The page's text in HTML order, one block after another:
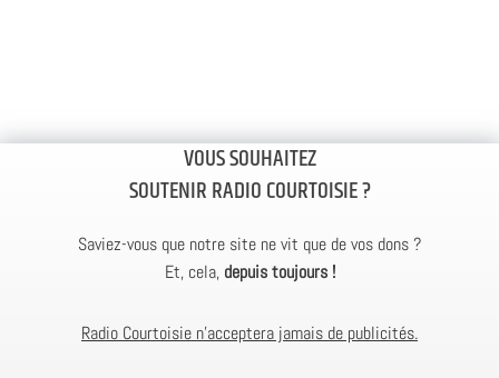
VOUS SOUHAITEZ
SOUTENIR RADIO COURTOISIE ?
Saviez-vous que notre site ne vit que de vos dons ?
Et, cela, depuis toujours !
Radio Courtoisie n’acceptera jamais de publicités.